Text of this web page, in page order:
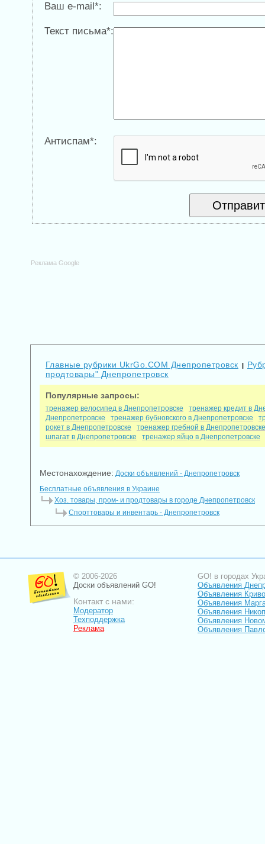
Ваш e-mail*:
Текст письма*:
Антиспам*:
Реклама Google
Главные рубрики UkrGo.COM Днепропетровск
продтовары" Днепропетровск
Популярные запросы:
тренажер велосипед в Днепропетровске
тренажер кредит в
Днепропетровске
тренажер бубновского в Днепропетровске
рокет в Днепропетровске
тренажер гребной в Днепропетровске
шпагат в Днепропетровске
тренажер яйцо в Днепропетровске
Местонахождение: Доски объявлений - Днепропетровск
Бесплатные объявления в Украине
Хоз. товары, пром- и продтовары в городе Днепропетровск
Спорттовары и инвентарь - Днепропетровск
© 2006-2026
Доски объявлений GO!
Контакт с нами:
Модератор
Техподдержка
Реклама
GO! в городах
Объявления
Объявления
Объявления
Объявления
Объявления
Объявления